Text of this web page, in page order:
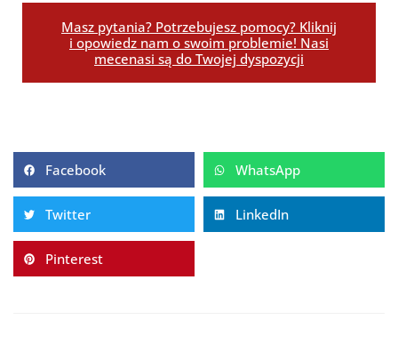
Masz pytania? Potrzebujesz pomocy? Kliknij
i opowiedz nam o swoim problemie! Nasi
mecenasi są do Twojej dyspozycji
Facebook WhatsApp
Twitter LinkedIn
Pinterest